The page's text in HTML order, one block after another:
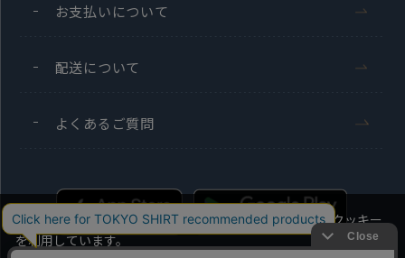
お支払いについて
配送について
よくあるご質問
当社のウェブサイトでは、お客様の利便性向上のためにクッキー
を利用しています。